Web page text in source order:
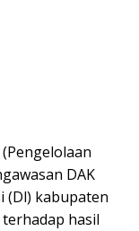
DAK
(Dl) kabupaten
hasil